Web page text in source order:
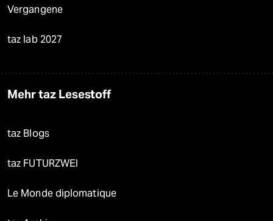
Vergangene
taz lab 2027
Mehr taz Lesestoff
taz Blogs
taz FUTURZWEI
Le Monde diplomatique